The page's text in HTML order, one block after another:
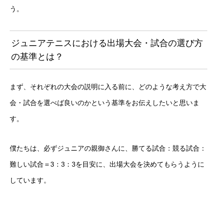
う。
ジュニアテニスにおける出場大会・試合の選び方
の基準とは？
まず、それぞれの大会の説明に入る前に、どのような考え方で大
会・試合を選べば良いのかという基準をお伝えしたいと思いま
す。
僕たちは、必ずジュニアの親御さんに、勝てる試合：競る試合：
難しい試合＝3：3：3を目安に、出場大会を決めてもらうように
しています。